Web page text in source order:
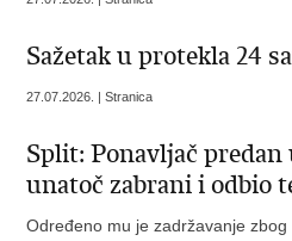
Sažetak u protekla 24
27.07.2026. | Stranica
Split: Ponavljač predan
unatoč zabrani i odbio
Određeno mu je zadržavanje